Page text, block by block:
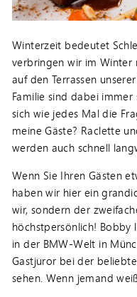
Winterzeit bedeutet
verbringen wir im Winter
auf den Terrassen
Familie sind dabei
sich wie jedes Mal die
meine Gäste? Raclette
werden auch schnell
Wenn Sie Ihren Gästen
haben wir hier ein
wir, sondern der
höchstpersönlich! Bobby
in der BMW-Welt in
Gastjuror bei der
sehen. Wenn jemand